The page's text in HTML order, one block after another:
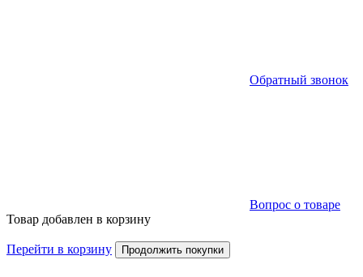
Обратный звонок
Вопрос о товаре
Товар добавлен в корзину
Перейти в корзину Продолжить покупки